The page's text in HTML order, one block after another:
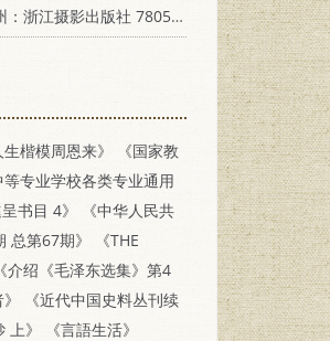
浙江摄影出版社 7805360820
生楷模周恩来》
《国家教
专业学校各类专业通用
书目 4》
《中华人民共
总第67期》
《THE
《介绍《毛泽东选集》第4
《近代中国史料丛刊续
》
《言語生活》